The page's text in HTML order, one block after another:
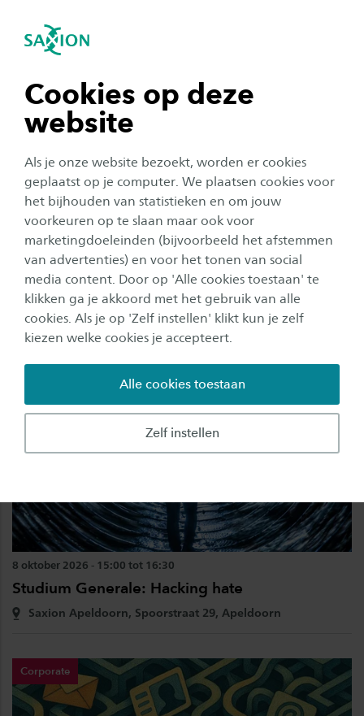
Cookies op deze
website
Als je onze website bezoekt, worden er cookies
geplaatst op je computer. We plaatsen cookies voor
het bijhouden van statistieken en om jouw
voorkeuren op te slaan maar ook voor
marketingdoeleinden (bijvoorbeeld het afstemmen
van advertenties) en voor het tonen van social
media content. Door op 'Alle cookies toestaan' te
klikken ga je akkoord met het gebruik van alle
cookies. Als je op 'Zelf instellen' klikt kun je zelf
kiezen welke cookies je accepteert.
Zelf instellen
Alle cookies toestaan
Navigatie openen
tonen
tonen
tonen
tonen
sluiten
SG Home Agenda
Deze pagina vormt het digitale archief van alle
voorgaande Studium Generale programma’s
die raken aan het digitale tijdperk. Hoe digitaal
wil je het hebben? Dit thema staat in verbinding
met het onderzoeksthema veiligheid en
digitalisering van Saxion.
Corporate
8 oktober 2026 - 15:00 tot 16:30
Studium Generale: Hacking hate
Saxion Apeldoorn, Spoorstraat 29, Apeldoorn
Corporate